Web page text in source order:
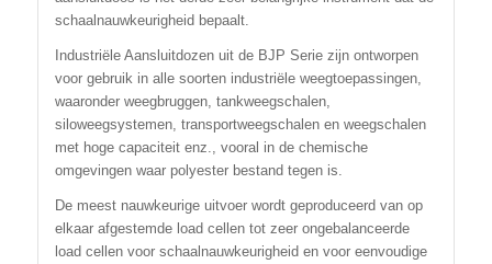
schaalnauwkeurigheid bepaalt.
Industriële Aansluitdozen uit de BJP Serie zijn ontworpen
voor gebruik in alle soorten industriële weegtoepassingen,
waaronder weegbruggen, tankweegschalen,
siloweegsystemen, transportweegschalen en weegschalen
met hoge capaciteit enz., vooral in de chemische
omgevingen waar polyester bestand tegen is.
De meest nauwkeurige uitvoer wordt geproduceerd van op
elkaar afgestemde load cellen tot zeer ongebalanceerde
load cellen voor schaalnauwkeurigheid en voor eenvoudige